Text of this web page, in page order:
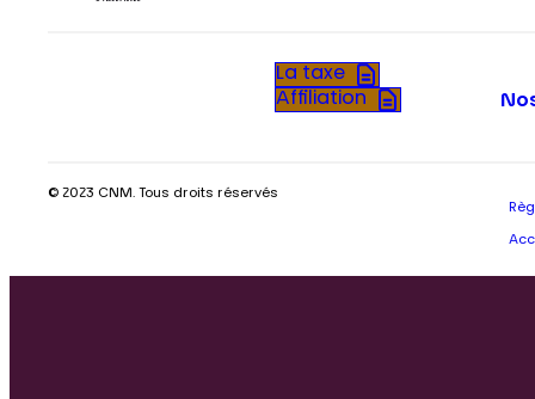
La taxe
Affiliation
© 2023 CNM. Tous droits réservés